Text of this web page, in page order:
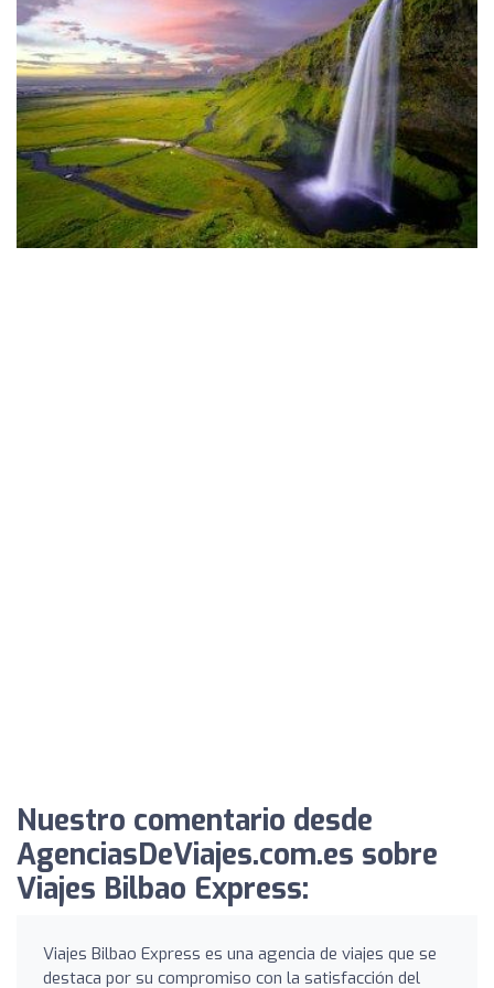
Nuestro comentario desde
AgenciasDeViajes.com.es sobre
Viajes Bilbao Express:
Viajes Bilbao Express es una agencia de viajes que se
destaca por su compromiso con la satisfacción del